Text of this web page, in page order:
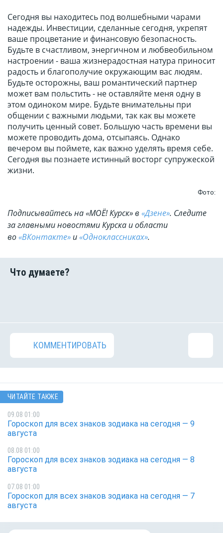
Сегодня вы находитесь под волшебными чарами
надежды. Инвестиции, сделанные сегодня, укрепят
ваше процветание и финансовую безопасность.
Будьте в счастливом, энергичном и любвеобильном
настроении - ваша жизнерадостная натура приносит
радость и благополучие окружающим вас людям.
Будьте осторожны, ваш романтический партнер
может вам польстить - не оставляйте меня одну в
этом одиноком мире. Будьте внимательны при
общении с важными людьми, так как вы можете
получить ценный совет. Большую часть времени вы
можете проводить дома, отсыпаясь. Однако
вечером вы поймете, как важно уделять время себе.
Сегодня вы познаете истинный восторг супружеской
жизни.
Фото:
Подписывайтесь на «МОЁ! Курск» в «Дзене». Cледите
за главными новостями Курска и области
во«ВКонтакте» и«Одноклассниках».
КОММЕНТИРОВАТЬ
ЧИТАЙТЕ ТАКЖЕ
09.08 01:00
Гороскоп для всех знаков зодиака на сегодня — 9
августа
08.08 01:00
Гороскоп для всех знаков зодиака на сегодня — 8
августа
07.08 01:00
Гороскоп для всех знаков зодиака на сегодня — 7
августа